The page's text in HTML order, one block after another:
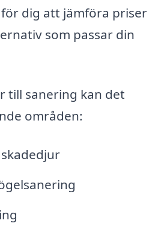
dig att jämföra priser
som passar din
till sanering kan det
områden: